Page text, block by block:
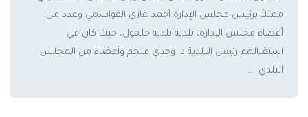
ممثلاً برئيس مجلس الإدارة أحمد غازي القواسمي وعدد من
أعضاء مجلس الإدارة، بلدية بلدية حلحول، حيث كان في
استقبالهم رئيس البلدية د. وجدي ملحم وأعضاء من المجلس
البلدي. ...